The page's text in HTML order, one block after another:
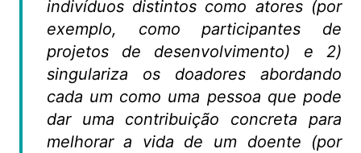
indivíduos distintos como atores (por
exemplo, como participantes de
projetos de desenvolvimento) e 2)
singulariza os doadores abordando
cada um como uma pessoa que pode
dar uma contribuição concreta para
melhorar a vida de um doente (por